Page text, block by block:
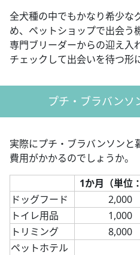
全犬種の中でもかなり希少な
め、ペットショップで出会う
専門ブリーダーからの迎え入
チェックして出会いを待つ形
プチ・ブラバンソ
実際にプチ・ブラバンソンと
費用がかかるのでしょうか。
1か月（単位
ドッグフード
2,000
トイレ用品
1,000
トリミング
8,000
ペットホテル